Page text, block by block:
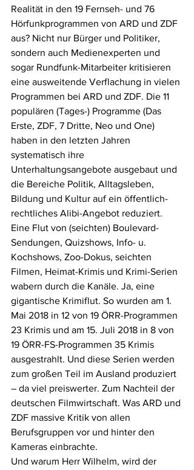
Realität in den 19 Fernseh- und 76
Hörfunkprogrammen von ARD und ZDF
aus? Nicht nur Bürger und Politiker,
sondern auch Medienexperten und
sogar Rundfunk-Mitarbeiter kritisieren
eine ausweitende Verflachung in vielen
Programmen bei ARD und ZDF. Die 11
populären (Tages-) Programme (Das
Erste, ZDF, 7 Dritte, Neo und One)
haben in den letzten Jahren
systematisch ihre
Unterhaltungsangebote ausgebaut und
die Bereiche Politik, Alltagsleben,
Bildung und Kultur auf ein öffentlich-
rechtliches Alibi-Angebot reduziert.
Eine Flut von (seichten) Boulevard-
Sendungen, Quizshows, Info- u.
Kochshows, Zoo-Dokus, seichten
Filmen, Heimat-Krimis und Krimi-Serien
wabern durch die Kanäle. Ja, eine
gigantische Krimiflut. So wurden am 1.
Mai 2018 in 12 von 19 ÖRR-Programmen
23 Krimis und am 15. Juli 2018 in 8 von
19 ÖRR-FS-Programmen 35 Krimis
ausgestrahlt. Und diese Serien werden
zum großen Teil im Ausland produziert
– da viel preiswerter. Zum Nachteil der
deutschen Filmwirtschaft. Was ARD und
ZDF massive Kritik von allen
Berufsgruppen vor und hinter den
Kameras einbrachte.
Und warum Herr Wilhelm, wird der